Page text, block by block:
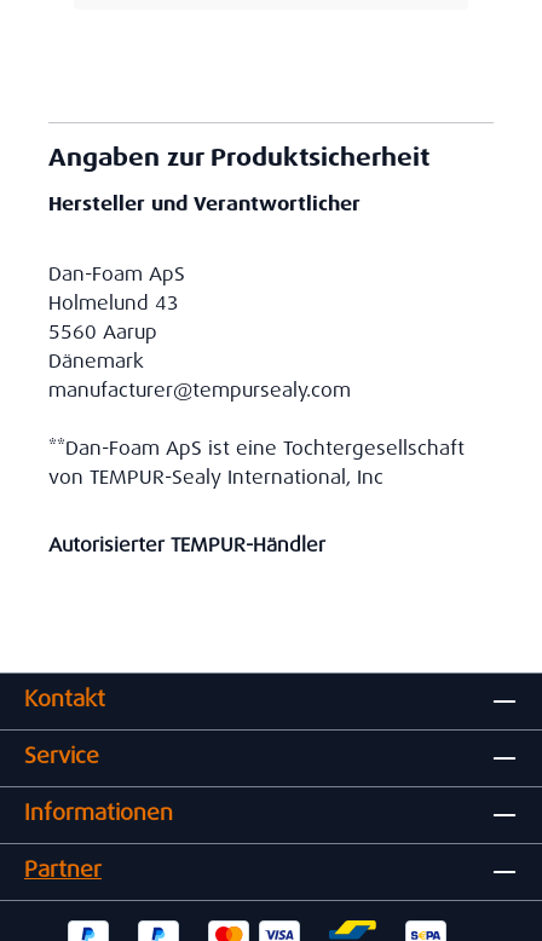
Angaben zur Produktsicherheit
Hersteller und Verantwortlicher
Dan-Foam ApS
Holmelund 43
5560 Aarup
Dänemark
manufacturer@tempursealy.com
**Dan-Foam ApS ist eine Tochtergesellschaft
von TEMPUR-Sealy International, Inc
Autorisierter TEMPUR-Händler
Kontakt
Service
Informationen
Partner